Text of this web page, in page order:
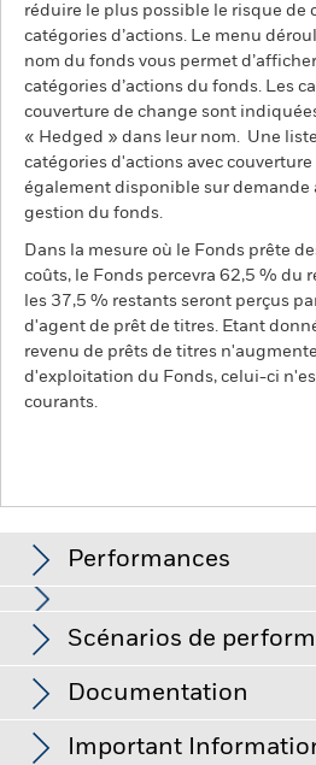
réduire le plus possible le risque de
catégories d’actions. Le menu
nom du fonds vous permet
catégories d’actions du fonds. Les
couverture de change sont
« Hedged » dans leur nom. Une
catégories d'actions avec
également disponible sur demande
gestion du fonds.
Dans la mesure où le Fonds prête
coûts, le Fonds percevra 62,5 % du
les 37,5 % restants seront perçus
d'agent de prêt de titres. Etant
revenu de prêts de titres
d'exploitation du Fonds, celui-ci
courants.
Performances
Ce tableau est
de données de performance
complète.
La valeur des actions ou titres liés à
affectée par les fluctuations
boursiers. Les autres facteurs ayant
l'actualité politique et économique,
entreprises et les événements
entreprises.Risque de la croissance
poursuivre des stratégies
Scénarios de
Le Règlement de l'UE sur les
packagés de détail et fondés sur
Documentation
Important